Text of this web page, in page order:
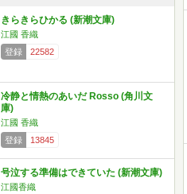
きらきらひかる (新潮文庫)
江國 香織
登録
22582
冷静と情熱のあいだ Rosso (角川文
庫)
江國 香織
登録
13845
号泣する準備はできていた (新潮文庫)
江國香織